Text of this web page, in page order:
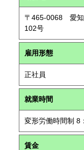
〒465-0068 愛知
102号
雇用形態
正社員
就業時間
変形労働時間制 8
賃金